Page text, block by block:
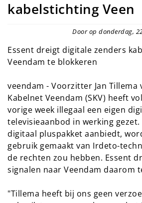
kabelstichting Veen
Door op donderdag,
Essent dreigt digitale zenders
Veendam te blokkeren
veendam - Voorzitter Jan Tillema
Kabelnet Veendam (SKV) heeft
vorige week illegaal een eigen
televisieaanbod in werking gezet.
digitaal pluspakket aanbiedt,
gebruik gemaakt van Irdeto-
de rechten zou hebben. Essent
signalen naar Veendam daarom
"Tillema heeft bij ons geen